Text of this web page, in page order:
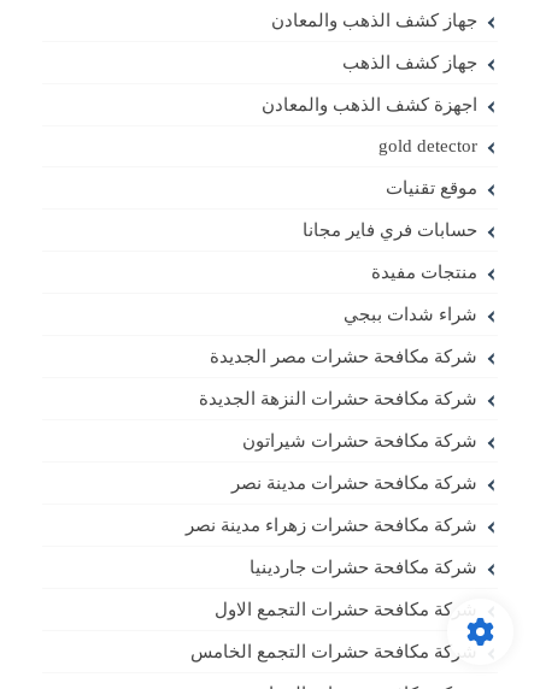
جهاز كشف الذهب والمعادن
جهاز كشف الذهب
اجهزة كشف الذهب والمعادن
gold detector
موقع تقنيات
حسابات فري فاير مجانا
منتجات مفيدة
شراء شدات ببجي
شركة مكافحة حشرات مصر الجديدة
شركة مكافحة حشرات النزهة الجديدة
شركة مكافحة حشرات شيراتون
شركة مكافحة حشرات مدينة نصر
شركة مكافحة حشرات زهراء مدينة نصر
شركة مكافحة حشرات جاردينيا
شركة مكافحة حشرات التجمع الاول
شركة مكافحة حشرات التجمع الخامس